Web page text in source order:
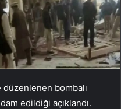
düzenlenen bombalı
edildiği açıklandı.